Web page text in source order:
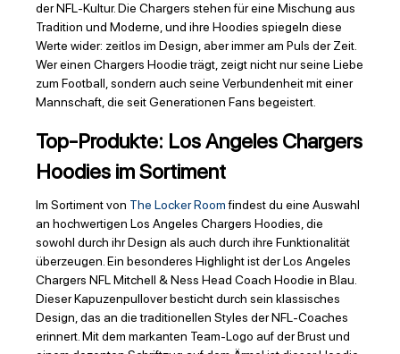
der NFL-Kultur. Die Chargers stehen für eine Mischung aus
Tradition und Moderne, und ihre Hoodies spiegeln diese
Werte wider: zeitlos im Design, aber immer am Puls der Zeit.
Wer einen Chargers Hoodie trägt, zeigt nicht nur seine Liebe
zum Football, sondern auch seine Verbundenheit mit einer
Mannschaft, die seit Generationen Fans begeistert.
Top-Produkte: Los Angeles Chargers
Hoodies im Sortiment
Im Sortiment von The Locker Roomfindest du eine Auswahl
an hochwertigen Los Angeles Chargers Hoodies, die
sowohl durch ihr Design als auch durch ihre Funktionalität
überzeugen. Ein besonderes Highlight ist der Los Angeles
Chargers NFL Mitchell & Ness Head Coach Hoodie in Blau.
Dieser Kapuzenpullover besticht durch sein klassisches
Design, das an die traditionellen Styles der NFL-Coaches
erinnert. Mit dem markanten Team-Logo auf der Brust und